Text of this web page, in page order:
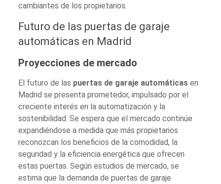
cambiantes de los propietarios.
Futuro de las puertas de garaje
automáticas en Madrid
Proyecciones de mercado
El futuro de las puertas de garaje automáticas en
Madrid se presenta prometedor, impulsado por el
creciente interés en la automatización y la
sostenibilidad. Se espera que el mercado continúe
expandiéndose a medida que más propietarios
reconozcan los beneficios de la comodidad, la
seguridad y la eficiencia energética que ofrecen
estas puertas. Según estudios de mercado, se
estima que la demanda de puertas de garaje